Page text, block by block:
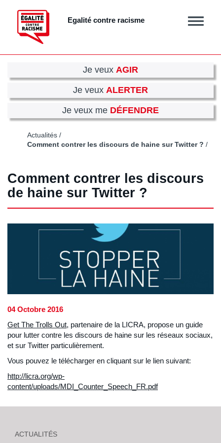
contenu
principal
Egalité contre racisme
Afficher
Je veux AGIR
Je veux ALERTER
Je veux me DÉFENDRE
Actualités
Comment contrer les discours de haine sur Twitter ?
Comment contrer les discours
de haine sur Twitter ?
04 Octobre 2016
Get The Trolls Out, partenaire de la LICRA, propose un guide
pour lutter contre les discours de haine sur les réseaux sociaux,
et sur Twitter particulièrement.
Vous pouvez le télécharger en cliquant sur le lien suivant:
http://licra.org/wp-
content/uploads/MDI_Counter_Speech_FR.pdf
ACTUALITÉS